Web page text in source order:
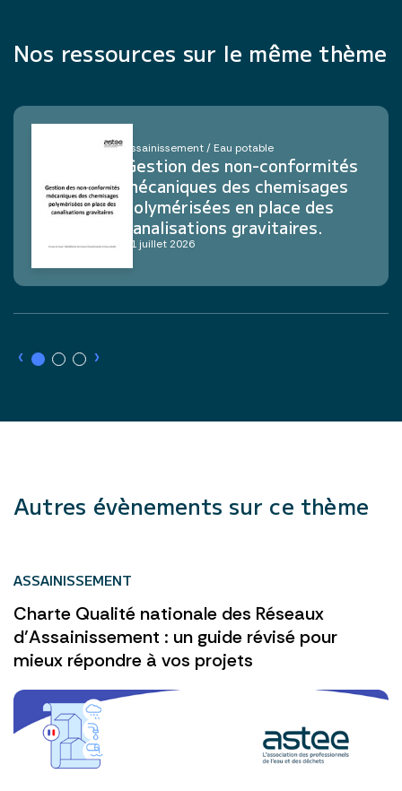
Nos ressources sur le même thème
Assainissement / Eau potable
Gestion des non-conformités
mécaniques des chemisages
polymérisées en place des
canalisations gravitaires.
21 juillet 2026
› ›
Autres évènements sur ce thème
ASSAINISSEMENT
Charte Qualité nationale des Réseaux
d’Assainissement : un guide révisé pour
mieux répondre à vos projets